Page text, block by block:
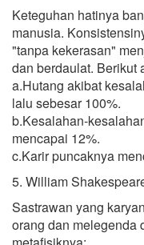
Keteguhan hatinya
manusia.
"tanpa kekerasan"
dan berdaulat. Berikut
a.Hutang akibat
lalu sebesar 100%.
b.Kesalahan-
mencapai 12%.
c.Karir puncaknya
5. William
Sastrawan yang
orang dan melegenda